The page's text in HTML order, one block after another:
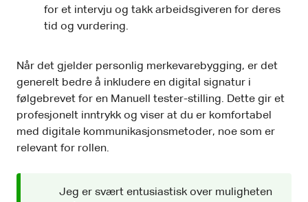
for et intervju og takk arbeidsgiveren for deres
tid og vurdering.
Når det gjelder personlig merkevarebygging, er det
generelt bedre å inkludere en digital signatur i
følgebrevet for en Manuell tester-stilling. Dette gir et
profesjonelt inntrykk og viser at du er komfortabel
med digitale kommunikasjonsmetoder, noe som er
relevant for rollen.
Jeg er svært entusiastisk over muligheten